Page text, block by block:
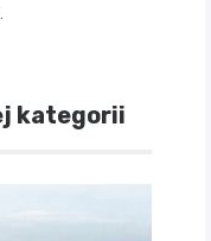
kategorii